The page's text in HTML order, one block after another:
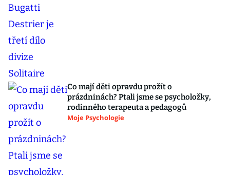
Co mají děti opravdu prožít o
prázdninách? Ptali jsme se psycholožky,
rodinného terapeuta a pedagogů
Moje Psychologie